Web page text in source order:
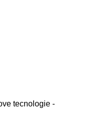
tecnologie -